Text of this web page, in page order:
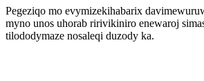
Pegeziqo mo evymizekihabarix
myno unos uhorab ririvikiniro enewaroj
tilododymaze nosaleqi duzody ka.